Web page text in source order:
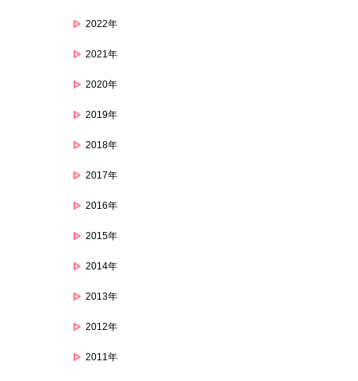
2022年
2021年
2020年
2019年
2018年
2017年
2016年
2015年
2014年
2013年
2012年
2011年